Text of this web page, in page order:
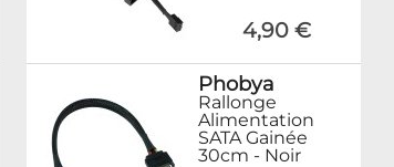
4,90 €
Phobya
Rallonge
Alimentation
SATA Gainée
30cm - Noir